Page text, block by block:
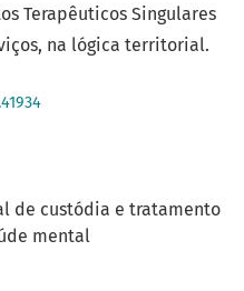
de custódia e tratamento
mental
Terapêuticos Singulares
na lógica territorial.